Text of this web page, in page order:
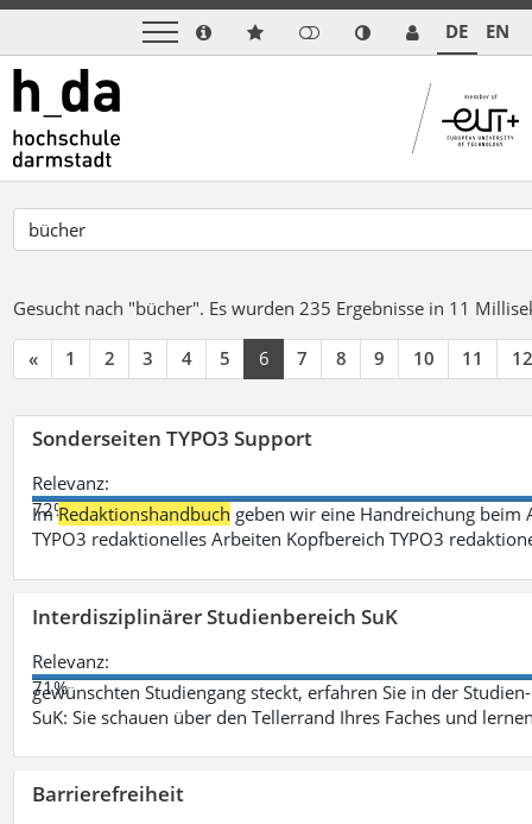
DE EN
Gesucht nach "bücher". Es wurden 235 Ergebnisse in 11
« 1 2 3 4 5 6 7 8 9 10 11 12
Sonderseiten TYPO3 Support
Relevanz:
72%
ImRedaktionshandbuch geben wir eine Handreichung beim
TYPO3 redaktionelles Arbeiten Kopfbereich TYPO3
Interdisziplinärer Studienbereich SuK
Relevanz:
71%
gewünschten Studiengang steckt, erfahren Sie in der
SuK: Sie schauen über den Tellerrand Ihres Faches und
Barrierefreiheit